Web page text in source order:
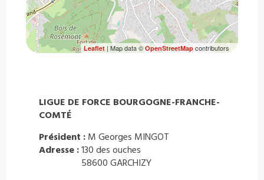
Leaflet| Map data ©OpenStreetMapcontributors
LIGUE DE FORCE BOURGOGNE-FRANCHE-
COMTÉ
Président : M Georges MINGOT
Adresse :130 des ouches
58600 GARCHIZY